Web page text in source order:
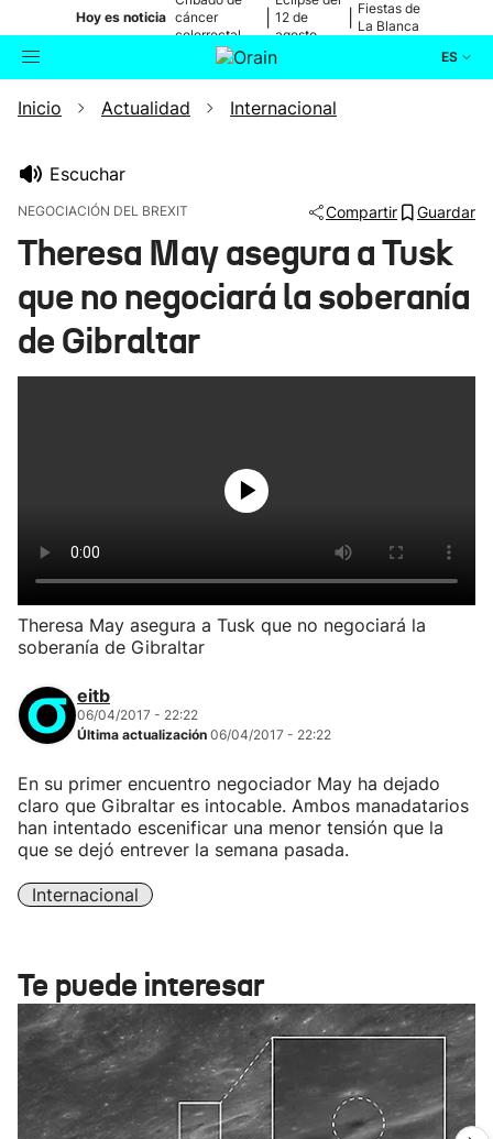
Hoy es noticia cáncer
colorrectal
12 de
agosto
Fiestas de
La Blanca
ES
Buscador Actualidad
Ikusmiran
Inicio Actualidad Internacional
Escuchar
NEGOCIACIÓN DEL BREXIT Compartir Guardar
Theresa May asegura a Tusk
que no negociará la soberanía
de Gibraltar
Theresa May asegura a Tusk que no negociará la
soberanía de Gibraltar
eitb
06/04/2017 - 22:22
Última actualización 06/04/2017 - 22:22
En su primer encuentro negociador May ha dejado
claro que Gibraltar es intocable. Ambos manadatarios
han intentado escenificar una menor tensión que la
que se dejó entrever la semana pasada.
Internacional
Te puede interesar